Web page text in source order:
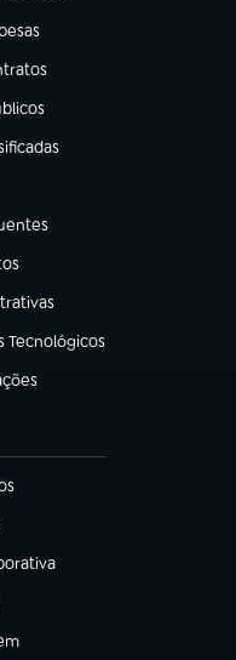
nova aba)
aba)
Tecnológicos
aba)
aba)
aba)
aba)